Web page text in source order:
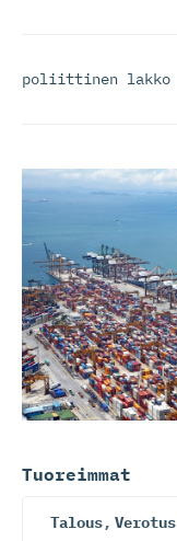
poliittinen lakko
Tuoreimmat
Talous, Verotus